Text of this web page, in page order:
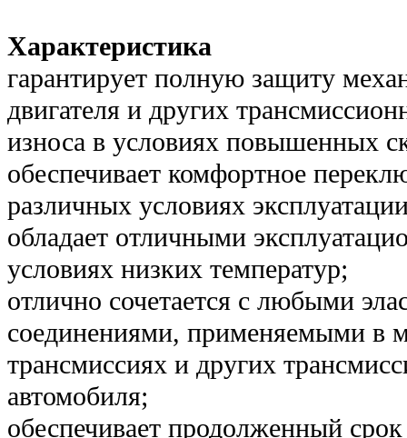
Характеристика
гарантирует полную защиту
двигателя и других
износа в условиях повышенных
обеспечивает комфортное
различных условиях
обладает отличными
условиях низких температур;
отлично сочетается с любыми
соединениями, применяемыми в
трансмиссиях и других
автомобиля;
обеспечивает продолженный